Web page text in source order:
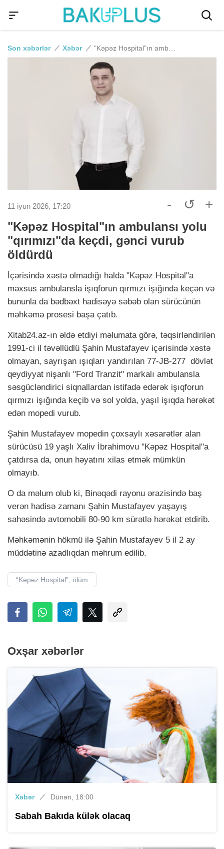
Son xəbərlər Xəbər
11 iyun 2026, 17:20 - ↺ +
"Kəpəz Hospital"ın ambulansı yolu
"qırımızı"da keçdi, gənci vurub
öldürdü
İçərisində xəstə olmadığı halda "Kəpəz Hospital"a
məxsus ambulansla işıqforun qırmızı işığında keçən və
bununla da bədbəxt hadisəyə səbəb olan sürücünün
məhkəmə prosesi başa çatıb.
Xitab24.az-ın əldə etdiyi məlumata görə, təqsirləndirilən
1991-ci il təvəllüdlü Şahin Mustafayev içərisində xəstə
olmayan, sayrışan ışıqları yandırılan 77-JB-277 dövlət
qeydiyyat nişanlı "Ford Tranzit" markalı ambulansla
səsgücləndirici siqnallardan istifadə edərək işıqforun
qırmızı işığında keçib və sol yolda, yaşıl işıqda hərəkət
edən mopedi vurub.
Şahin Mustafayev mopedin çoxsaylı xəsarətlər alan
sürücüsü 19 yaşlı Xaliv İbrahimovu "Kəpəz Hospital"a
çatdırsa da, onun həyatını xilas etmək mümkün
olmayıb.
O da məlum olub ki, Binəqədi rayonu ərazisində baş
verən hadisə zamanı Şahin Mustafayev yaşayış
sahəsində avtomobili 80-90 km sürətlə hərəkət etdirib.
Məhkəmənin hökmü ilə Şahin Mustafayev 5 il 2 ay
müddətinə azadlıqdan məhrum edilib.
“Kəpəz Hospital”, ölüm
Oxşar xəbərlər
Xəbər Dünən, 18:00
Sabah Bakıda külək olacaq